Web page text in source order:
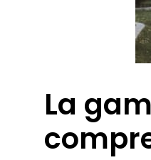
La